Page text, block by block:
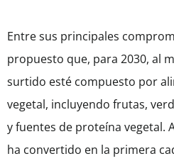
Entre sus principales
propuesto que, para 2030, al
surtido esté compuesto por
vegetal, incluyendo frutas,
y fuentes de proteína vegetal.
ha convertido en la primera